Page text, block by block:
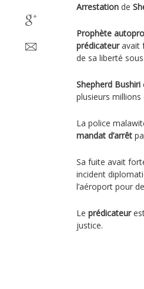
Arrestation de
Prophète
prédicateuravait
de sa liberté
Shepherd Bushiri
plusieurs millions
La police
mandat d’arrêt
Sa fuite avait
incident
l’aéroport pour
Le prédicateur
justice.